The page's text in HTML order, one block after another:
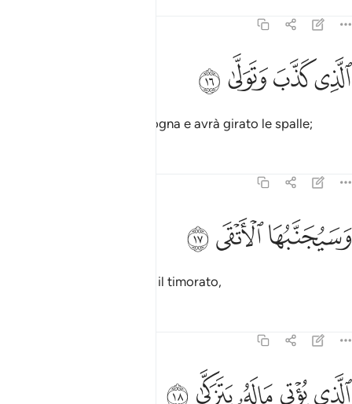
الذي كذب وتولى ١٦
ٱلَّذِى كَذَّبَ وَتَوَلَّىٰ ١٦
ﱝﱞﱟﱠ
che avrà tacciato di menzogna e avrà girato le spalle;
وسيجنبها الاتقى ١٧
وَسَيُجَنَّبُهَا ٱلْأَتْقَى ١٧
ﱡﱢﱣ
mentre ne sarà preservato il timorato,
الذي يوتي ماله يتزكى ١٨
ٱلَّذِى يُؤْتِى مَالَهُۥ يَتَزَكَّىٰ ١٨